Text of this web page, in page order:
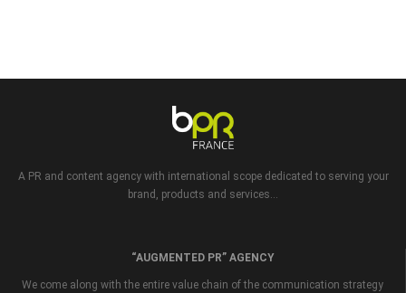
A PR and content agency with international scope dedicated to serving your
brand, products and services...
“AUGMENTED PR” AGENCY
We come along with the entire value chain of the communication strategy